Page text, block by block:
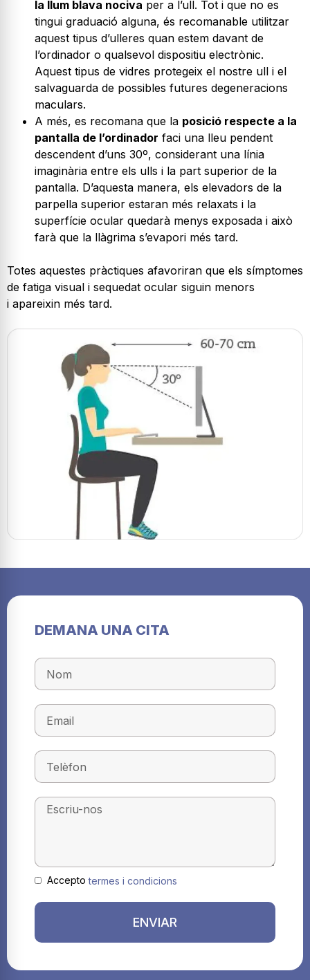
la llum blava nociva per a l’ull. Tot i que no es
tingui graduació alguna, és recomanable utilitzar
aquest tipus d’ulleres quan estem davant de
l’ordinador o qualsevol dispositiu electrònic.
Aquest tipus de vidres protegeix el nostre ull i el
salvaguarda de possibles futures degeneracions
maculars.
A més, es recomana que la posició respecte a la
pantalla de l’ordinador faci una lleu pendent
descendent d’uns 30º, considerant una línia
imaginària entre els ulls i la part superior de la
pantalla. D’aquesta manera, els elevadors de la
parpella superior estaran més relaxats i la
superfície ocular quedarà menys exposada i això
farà que la llàgrima s’evapori més tard.
Totes aquestes pràctiques afavoriran que els símptomes
de fatiga visual i sequedat ocular siguin menors
i apareixin més tard.
DEMANA UNA CITA
Acceptotermes i condicions
ENVIAR